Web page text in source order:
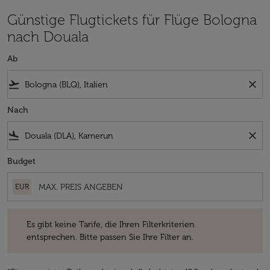
Günstige Flugtickets für Flüge Bologna
nach Douala
Ab
flight_takeoff close
Nach
flight_land close
Budget
EUR
Es gibt keine Tarife, die Ihren Filterkriterien
entsprechen. Bitte passen Sie Ihre Filter an.